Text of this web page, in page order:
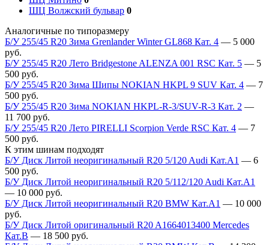
ШЦ Волжский бульвар 0
Аналогичные по типоразмеру
Б/У 255/45 R20 Зима Grenlander Winter GL868 Кат. 4 — 5 000
руб.
Б/У 255/45 R20 Лето Bridgestone ALENZA 001 RSC Кат. 5 — 5
500 руб.
Б/У 255/45 R20 Зима Шипы NOKIAN HKPL 9 SUV Кат. 4 — 7
500 руб.
Б/У 255/45 R20 Зима NOKIAN HKPL-R-3/SUV-R-3 Кат. 2 —
11 700 руб.
Б/У 255/45 R20 Лето PIRELLI Scorpion Verde RSC Кат. 4 — 7
500 руб.
К этим шинам подходят
Б/У Диск Литой неоригинальный R20 5/120 Audi Кат.А1 — 6
500 руб.
Б/У Диск Литой неоригинальный R20 5/112/120 Audi Кат.А1
— 10 000 руб.
Б/У Диск Литой неоригинальный R20 BMW Кат.А1 — 10 000
руб.
Б/У Диск Литой оригинальный R20 A1664013400 Mercedes
Кат.В — 18 500 руб.